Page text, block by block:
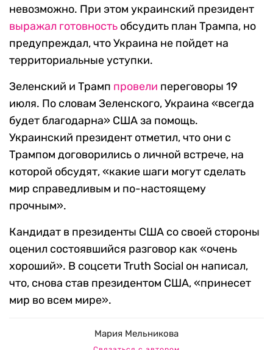
невозможно. При этом украинский президент
выражал готовность обсудить план Трампа, но
предупреждал, что Украина не пойдет на
территориальные уступки.
Зеленский и Трамп провели переговоры 19
июля. По словам Зеленского, Украина «всегда
будет благодарна» США за помощь.
Украинский президент отметил, что они с
Трампом договорились о личной встрече, на
которой обсудят, «какие шаги могут сделать
мир справедливым и по-настоящему
прочным».
Кандидат в президенты США со своей стороны
оценил состоявшийся разговор как «очень
хороший». В соцсети Truth Social он написал,
что, снова став президентом США, «принесет
мир во всем мире».
Мария Мельникова